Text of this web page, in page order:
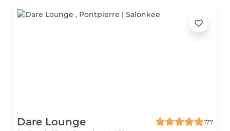
Dare Lounge
177